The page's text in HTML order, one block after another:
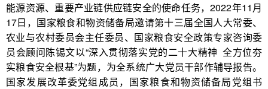
能源资源、重要产业链供应链安全的使命任务，2022年11月
17日，国家粮食和物资储备局邀请第十三届全国人大常委、
农业与农村委员会主任委员、国家粮食安全政策专家咨询委
员会顾问陈锡文以“深入贯彻落实党的二十大精神 全方位夯
实粮食安全根基”为题，为全系统广大党员干部作辅导报告。
国家发展改革委党组成员，国家粮食和物资储备局党组书